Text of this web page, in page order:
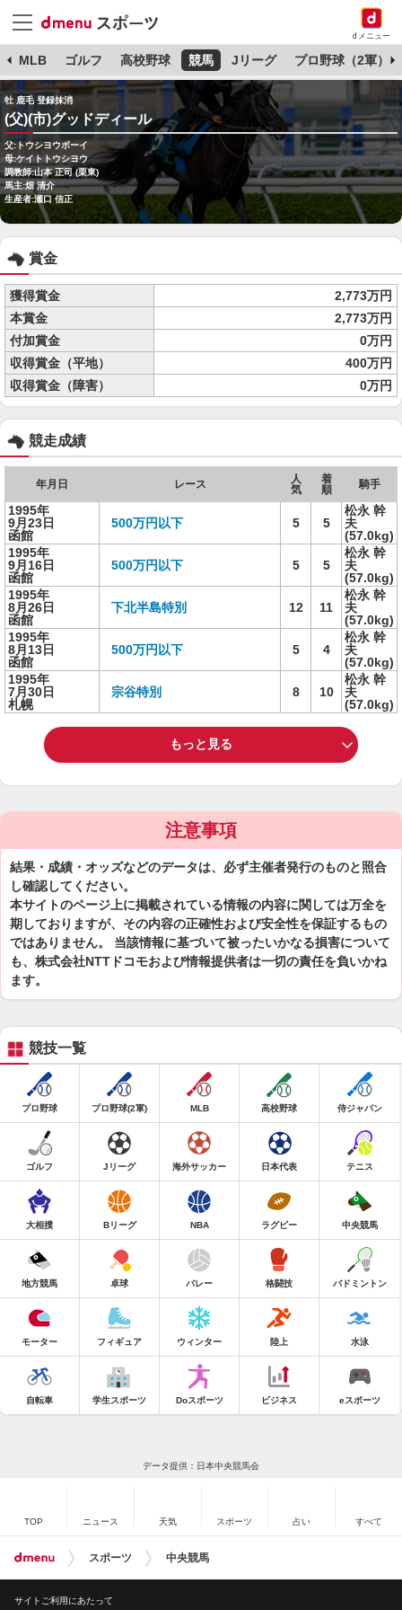
dメニュー
MLB ゴルフ 高校野球 競馬 Jリーグ プロ野球（2軍）
牡 鹿毛 登録抹消
(父)(市)グッドディール
父:トウシヨウボーイ
母:ケイトトウシヨウ
調教師:山本 正司 (栗東)
馬主:畑 清介
生産者:瀬口 信正
賞金
獲得賞金
2,773万円
本賞金
2,773万円
付加賞金
0万円
収得賞金（平地）
400万円
収得賞金（障害）
0万円
競走成績
年月日 レース
人
気
着
順
騎手
1995年
9月23日
函館
500万円以下 5 5
松永 幹
夫
(57.0kg)
1995年
9月16日
函館
500万円以下 5 5
松永 幹
夫
(57.0kg)
1995年
8月26日
函館
下北半島特別 12 11
松永 幹
夫
(57.0kg)
1995年
8月13日
函館
500万円以下 5 4
松永 幹
夫
(57.0kg)
1995年
7月30日
札幌
宗谷特別 8 10
松永 幹
夫
(57.0kg)
もっと見る
注意事項
結果・成績・オッズなどのデータは、必ず主催者発行のものと照合
し確認してください。
本サイトのページ上に掲載されている情報の内容に関しては万全を
期しておりますが、その内容の正確性および安全性を保証するもの
ではありません。 当該情報に基づいて被ったいかなる損害について
も、株式会社NTTドコモおよび情報提供者は一切の責任を負いかね
ます。
競技一覧
プロ野球 プロ野球(2軍) MLB 高校野球 侍ジャパン
ゴルフ Jリーグ 海外サッカー 日本代表 テニス
大相撲 Bリーグ NBA ラグビー 中央競馬
地方競馬 卓球 バレー 格闘技 バドミントン
モーター フィギュア ウィンター 陸上 水泳
自転車 学生スポーツ Doスポーツ ビジネス eスポーツ
データ提供：日本中央競馬会
TOP ニュース 天気 スポーツ 占い すべて
スポーツ 中央競馬
サイトご利用にあたって